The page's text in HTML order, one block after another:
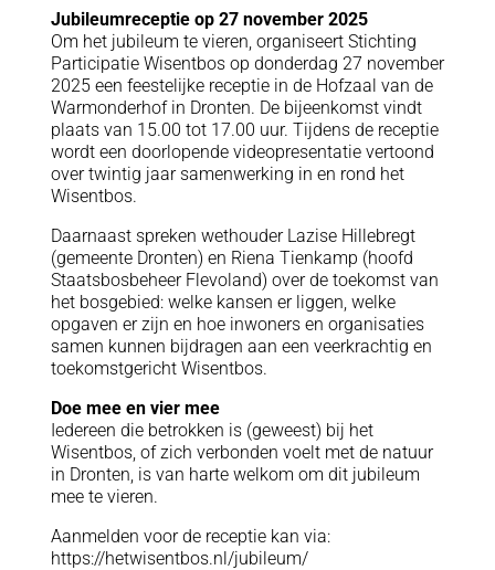
Jubileumreceptie op 27 november 2025
Om het jubileum te vieren, organiseert Stichting
Participatie Wisentbos op donderdag 27 november
2025 een feestelijke receptie in de Hofzaal van de
Warmonderhof in Dronten. De bijeenkomst vindt
plaats van 15.00 tot 17.00 uur. Tijdens de receptie
wordt een doorlopende videopresentatie vertoond
over twintig jaar samenwerking in en rond het
Wisentbos.
Daarnaast spreken wethouder Lazise Hillebregt
(gemeente Dronten) en Riena Tienkamp (hoofd
Staatsbosbeheer Flevoland) over de toekomst van
het bosgebied: welke kansen er liggen, welke
opgaven er zijn en hoe inwoners en organisaties
samen kunnen bijdragen aan een veerkrachtig en
toekomstgericht Wisentbos.
Doe mee en vier mee
Iedereen die betrokken is (geweest) bij het
Wisentbos, of zich verbonden voelt met de natuur
in Dronten, is van harte welkom om dit jubileum
mee te vieren.
Aanmelden voor de receptie kan via:
https://hetwisentbos.nl/jubileum/